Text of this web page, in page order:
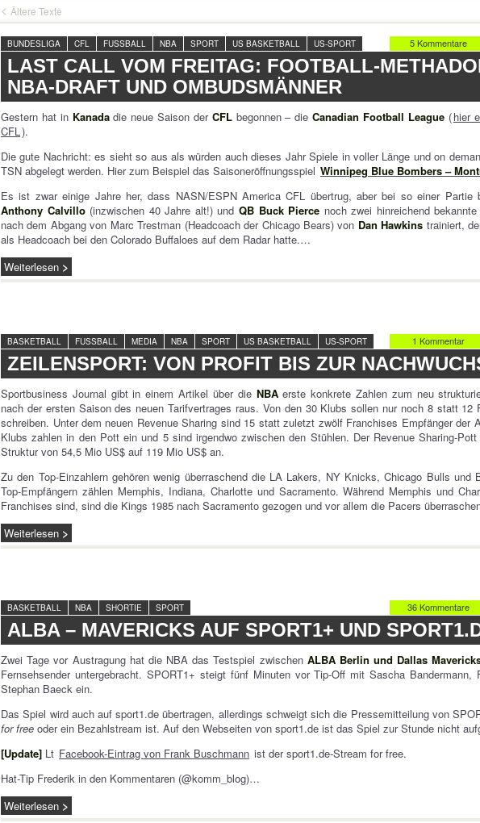
Ältere Texte
5 Kommentare
BUNDESLIGA CFL FUSSBALL NBA SPORT US BASKETBALL US-SPORT
LAST CALL VOM FREITAG: FOOTBALL-
NBA-DRAFT UND OMBUDSMÄNNER
Gestern hat in Kanadadie neue Saison der CFLbegonnen – dieCanadian Football League(hier
CFL).
Die gute Nachricht: es sieht so aus als würden auch dieses Jahr Spiele in voller Länge und on
TSN abgelegt werden. Hier zum Beispiel das Saisoneröffnungsspiel Winnipeg Blue Bombers –
Es ist zwar einige Jahre her, dass NASN/ESPN America CFL übertrug, aber bei so einer Partie
Anthony Calvillo(inzwischen 40 Jahre alt!) und QB Buck Pierce noch zwei hinreichend
nach dem Abgang von Marc Trestman (Headcoach der Chicago Bears) von Dan Hawkins trainiert,
als Headcoach bei den Colorado Buffaloes auf dem Radar hatte.…
Weiterlesen
1 Kommentar
BASKETBALL FUSSBALL MEDIA NBA SPORT US BASKETBALL US-SPORT
ZEILENSPORT: VON PROFIT BIS ZUR
Sportbusiness Journal gibt in einem Artikel über die NBAerste konkrete Zahlen zum neu
nach der ersten Saison des neuen Tarifvertrages raus. Von den 30 Klubs sollen nur noch 8 statt 12
schreiben. Unter dem neuen Revenue Sharing sind 15 statt zuletzt zwölf Franchises Empfänger der
Klubs zahlen in den Pott ein und 5 sind irgendwo zwischen den Stühlen. Der Revenue Sharing-
Struktur von 54,5 Mio US$ auf 119 Mio US$ an.
Zu den Top-Einzahlern gehören wenig überraschend die LA Lakers, NY Knicks, Chicago Bulls und
Top-Empfängern zählen Memphis, Indiana, Charlotte und Sacramento. Während Memphis und
Franchises sind, sind die Kings 1985 nach Sacramento gezogen und vor allem die Pacers
Weiterlesen
36 Kommentare
BASKETBALL NBA SHORTIE SPORT
ALBA – MAVERICKS AUF SPORT1+ UND
Zwei Tage vor Austragung hat die NBA das Testspiel zwischen ALBA Berlin und Dallas
Fernsehsender untergebracht. SPORT1+ steigt fünf Minuten vor Tip-Off mit Sascha Bandermann,
Stephan Baeck ein.
Das Spiel wird auch auf sport1.de übertragen, allerdings schweigt sich die Pressemitteilung von
for free oder ein Bezahlstream ist. Auf den Webseiten von sport1.de ist das Spiel zur Stunde nicht
[Update] Lt Facebook-Eintrag von Frank Buschmann ist der sport1.de-Stream for free.
Hat-Tip Frederik in den Kommentaren (@komm_blog)…
Weiterlesen